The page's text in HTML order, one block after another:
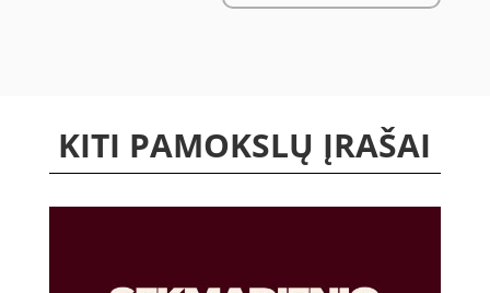
KITI PAMOKSLŲ ĮRAŠAI